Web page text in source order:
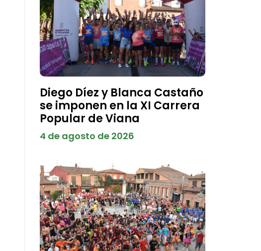
Diego Díez y Blanca Castaño
se imponen en la XI Carrera
Popular de Viana
4 de agosto de 2026